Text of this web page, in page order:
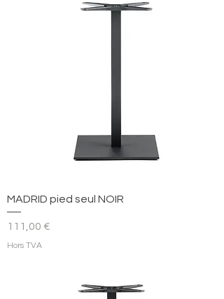
MADRID pied seul NOIR
Prix
111,00 €
Hors TVA